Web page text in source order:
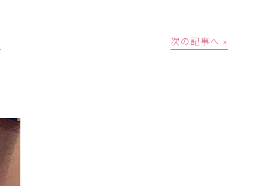
次の記事へ »